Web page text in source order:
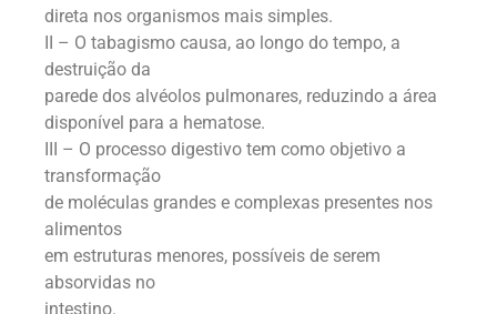
direta nos organismos mais simples.
II – O tabagismo causa, ao longo do tempo, a
destruição da
parede dos alvéolos pulmonares, reduzindo a área
disponível para a hematose.
III – O processo digestivo tem como objetivo a
transformação
de moléculas grandes e complexas presentes nos
alimentos
em estruturas menores, possíveis de serem
absorvidas no
intestino.